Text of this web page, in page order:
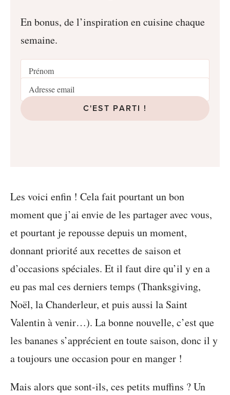
En bonus, de l’inspiration en cuisine chaque
semaine.
C'EST PARTI !
Les voici enfin ! Cela fait pourtant un bon
moment que j’ai envie de les partager avec vous,
et pourtant je repousse depuis un moment,
donnant priorité aux recettes de saison et
d’occasions spéciales. Et il faut dire qu’il y en a
eu pas mal ces derniers temps (Thanksgiving,
Noël, la Chanderleur, et puis aussi la Saint
Valentin à venir…). La bonne nouvelle, c’est que
les bananes s’apprécient en toute saison, donc il y
a toujours une occasion pour en manger !
Mais alors que sont-ils, ces petits muffins ? Un